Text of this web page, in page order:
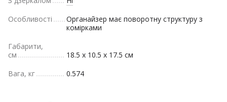
Особливості
Органайзер має поворотну структуру з
комірками
Габарити,
см
18.5 x 10.5 x 17.5 см
Вага, кг
0.574